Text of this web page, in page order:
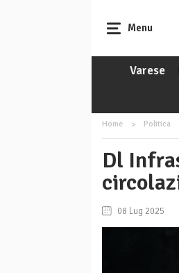
Menu
Varese
Home Politica
Dl
08 Lug 2025